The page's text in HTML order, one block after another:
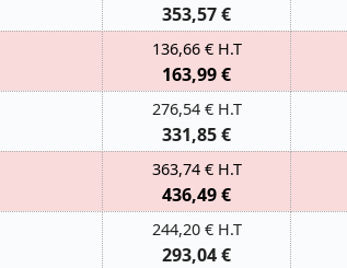
353,57 €
136,66 € H.T
163,99 €
276,54 € H.T
331,85 €
363,74 € H.T
436,49 €
244,20 € H.T
293,04 €